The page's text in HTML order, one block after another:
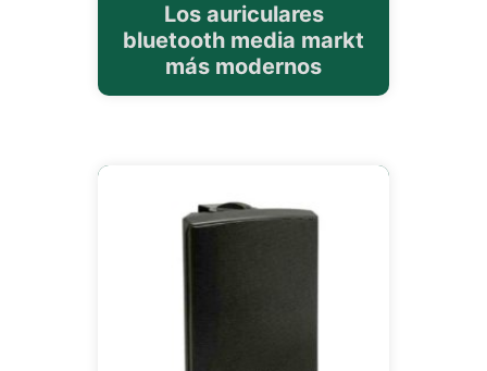
Los auriculares
bluetooth media markt
más modernos